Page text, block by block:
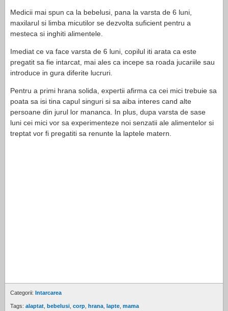
Medicii mai spun ca la bebelusi, pana la varsta de 6 luni,
maxilarul si limba micutilor se dezvolta suficient pentru a
mesteca si inghiti alimentele.
Imediat ce va face varsta de 6 luni, copilul iti arata ca este
pregatit sa fie intarcat, mai ales ca incepe sa roada jucariile sau
introduce in gura diferite lucruri.
Pentru a primi hrana solida, expertii afirma ca cei mici trebuie sa
poata sa isi tina capul singuri si sa aiba interes cand alte
persoane din jurul lor mananca. In plus, dupa varsta de sase
luni cei mici vor sa experimenteze noi senzatii ale alimentelor si
treptat vor fi pregatiti sa renunte la laptele matern.
Categorii: Intarcarea
Tags: alaptat bebelusi corp hrana lapte mama